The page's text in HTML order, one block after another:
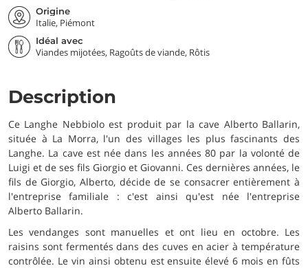
Origine
Italie, Piémont
Idéal avec
Viandes mijotées, Ragoûts de viande, Rôtis
Description
Ce Langhe Nebbiolo est produit par la cave Alberto Ballarin,
située à La Morra, l'un des villages les plus fascinants des
Langhe. La cave est née dans les années 80 par la volonté de
Luigi et de ses fils Giorgio et Giovanni. Ces dernières années, le
fils de Giorgio, Alberto, décide de se consacrer entièrement à
l'entreprise familiale : c'est ainsi qu'est née l'entreprise
Alberto Ballarin.
Les vendanges sont manuelles et ont lieu en octobre. Les
raisins sont fermentés dans des cuves en acier à température
contrôlée. Le vin ainsi obtenu est ensuite élevé 6 mois en fûts